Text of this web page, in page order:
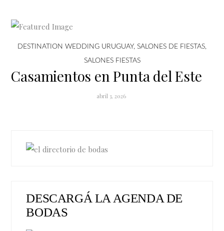
DESTINATION WEDDING URUGUAY, SALONES DE FIESTAS,
SALONES FIESTAS
Casamientos en Punta del Este
abril 3, 2026
DESCARGÁ LA AGENDA DE
BODAS